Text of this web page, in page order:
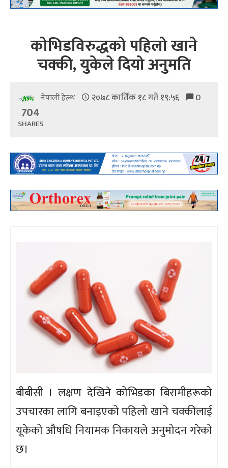
कोभिडविरुद्धको पहिलो खाने
चक्की, युकेले दियो अनुमति
नेपाली हेल्थ २०७८ कार्तिक १८ गते १९:५६ 0
704
SHARES
बीबीसी । लक्षण देखिने कोभिडका बिरामीहरूको
उपचारका लागि बनाइएको पहिलो खाने चक्कीलाई
यूकेको औषधि नियामक निकायले अनुमोदन गरेको
छ।